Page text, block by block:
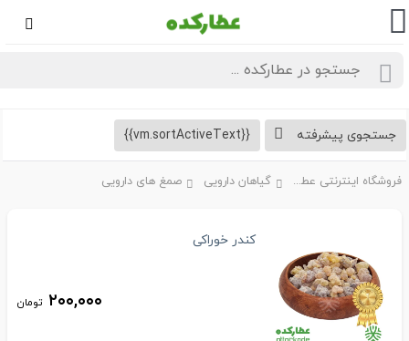
پیشرفته
فروشگاه اینترنتی عطارکده گیاهان دارویی صمغ های دارویی
کندر خوراکی
۲۰۰,۰۰۰ تومان